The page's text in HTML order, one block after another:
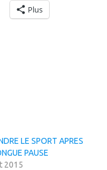
Plus
LE SPORT APRES
PAUSE
2015